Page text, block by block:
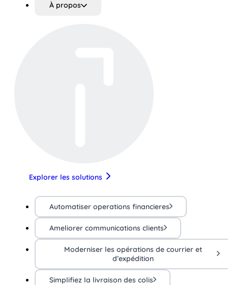
À propos
Explorer les solutions
Automatiser operations financieres
Ameliorer communications clients
Moderniser les opérations de courrier et
d’expédition
Simplifiez la livraison des colis